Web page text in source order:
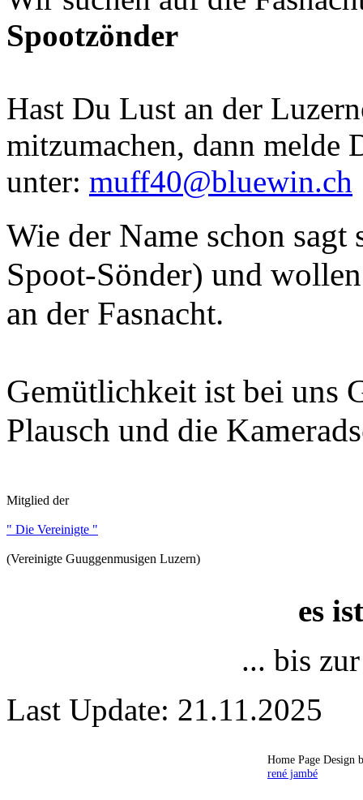
Spootzönder
Hast Du Lust an der
mitzumachen, dann melde
unter: muff40@bluewin.ch
Wie der Name schon
Spoot-Sönder) und
an der Fasnacht.
Gemütlichkeit ist bei uns
Plausch und die
Mitglied der
" Die Vereinigte "
(Vereinigte Guuggenmusigen Luzern)
es
... bis
Last Update: 21.11.2025
Home Page Design
rené jambé